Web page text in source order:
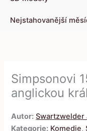
Nejstahovanější
Simpsonovi
anglickou
Autor: Swartzwelder
Kategorie: Komedie,